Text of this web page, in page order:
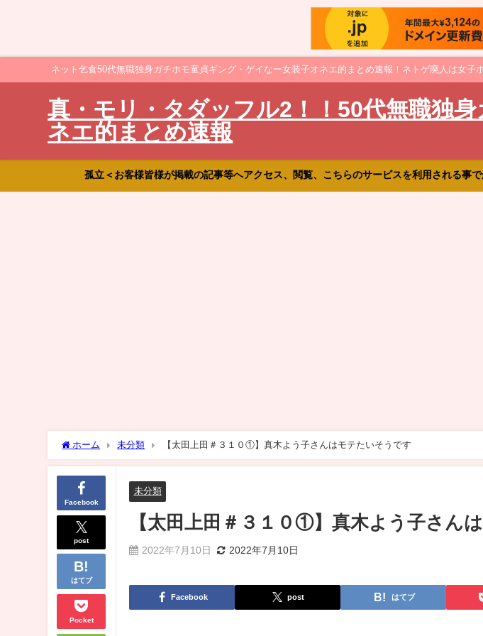
ネット乞食50代無職独身ガチホモ童貞ギング・ゲイなー女装子オネエ的まとめ速報！ネトゲ廃人は女
真・モリ・タダッフル2！！50代無職独
ネエ的まとめ速報
孤立＜お客様皆様が掲載の記事等へアクセス、閲覧、こちらのサービスを利用される事
ホーム 未分類 【太田上田＃３１０①】真木よう子さんはモテたいそうです
Facebook
post
はてブ
Pocket
未分類
【太田上田＃３１０①】真木よう子さん
2022年7月10日 2022年7月10日
Facebook post はてブ